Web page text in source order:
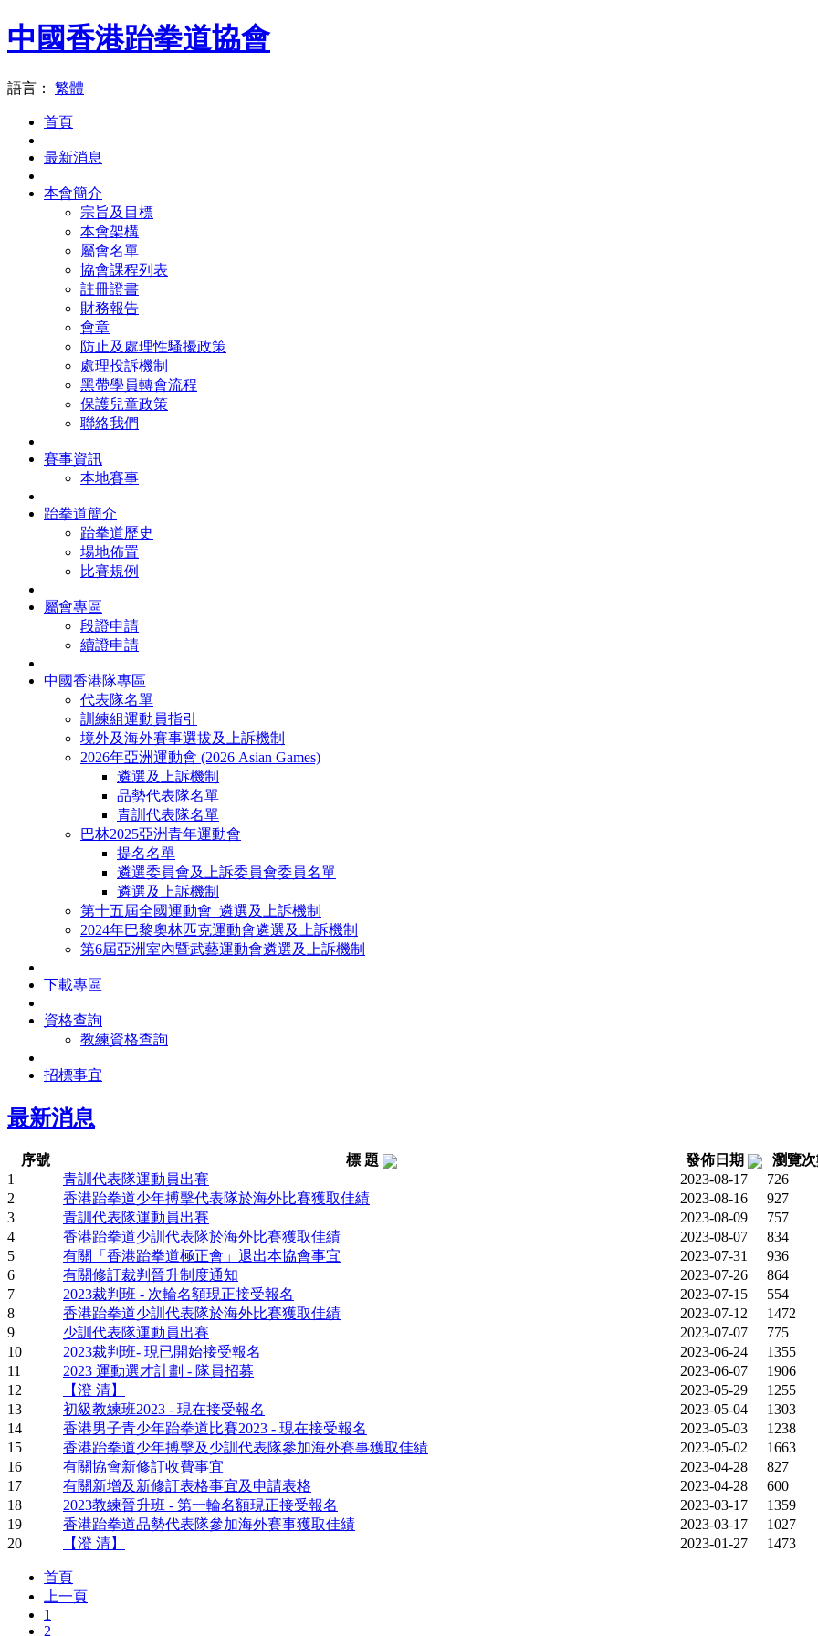
中國香港跆拳道協會
語言： 繁體
首頁
最新消息
本會簡介
宗旨及目標
本會架構
屬會名單
協會課程列表
註冊證書
財務報告
會章
防止及處理性騷擾政策
處理投訴機制
黑帶學員轉會流程
保護兒童政策
聯絡我們
賽事資訊
本地賽事
跆拳道簡介
跆拳道歷史
場地佈置
比賽規例
屬會專區
段證申請
續證申請
中國香港隊專區
代表隊名單
訓練組運動員指引
境外及海外賽事選拔及上訴機制
2026年亞洲運動會 (2026 Asian Games)
遴選及上訴機制
品勢代表隊名單
青訓代表隊名單
巴林2025亞洲青年運動會
提名名單
遴選委員會及上訴委員會委員名單
遴選及上訴機制
第十五屆全國運動會_遴選及上訴機制
2024年巴黎奧林匹克運動會遴選及上訴機制
第6屆亞洲室內暨武藝運動會遴選及上訴機制
下載專區
資格查詢
教練資格查詢
招標事宜
最新消息
序號 標 題 發佈日期
瀏覽
1
青訓代表隊運動員出賽 2023-08-17
726
2
香港跆拳道少年搏擊代表隊於海外比賽獲取佳績 2023-08-16
927
3
青訓代表隊運動員出賽 2023-08-09
757
4
香港跆拳道少訓代表隊於海外比賽獲取佳績 2023-08-07
834
5
有關「香港跆拳道極正會」退出本協會事宜 2023-07-31
936
6
有關修訂裁判晉升制度通知 2023-07-26
864
7
2023裁判班 - 次輪名額現正接受報名 2023-07-15
554
8
香港跆拳道少訓代表隊於海外比賽獲取佳績 2023-07-12
1472
9
少訓代表隊運動員出賽 2023-07-07
775
10
2023裁判班- 現已開始接受報名 2023-06-24
1355
11
2023 運動選才計劃 - 隊員招募 2023-06-07
1906
12
【澄 清】 2023-05-29
1255
13
初級教練班2023 - 現在接受報名 2023-05-04
1303
14
香港男子青少年跆拳道比賽2023 - 現在接受報名 2023-05-03
1238
15
香港跆拳道少年搏擊及少訓代表隊參加海外賽事獲取佳績 2023-05-02
1663
16
有關協會新修訂收費事宜 2023-04-28
827
17
有關新增及新修訂表格事宜及申請表格 2023-04-28
600
18
2023教練晉升班 - 第一輪名額現正接受報名 2023-03-17
1359
19
香港跆拳道品勢代表隊參加海外賽事獲取佳績 2023-03-17
1027
20
【澄 清】 2023-01-27 1473
首頁
上一頁
1
2